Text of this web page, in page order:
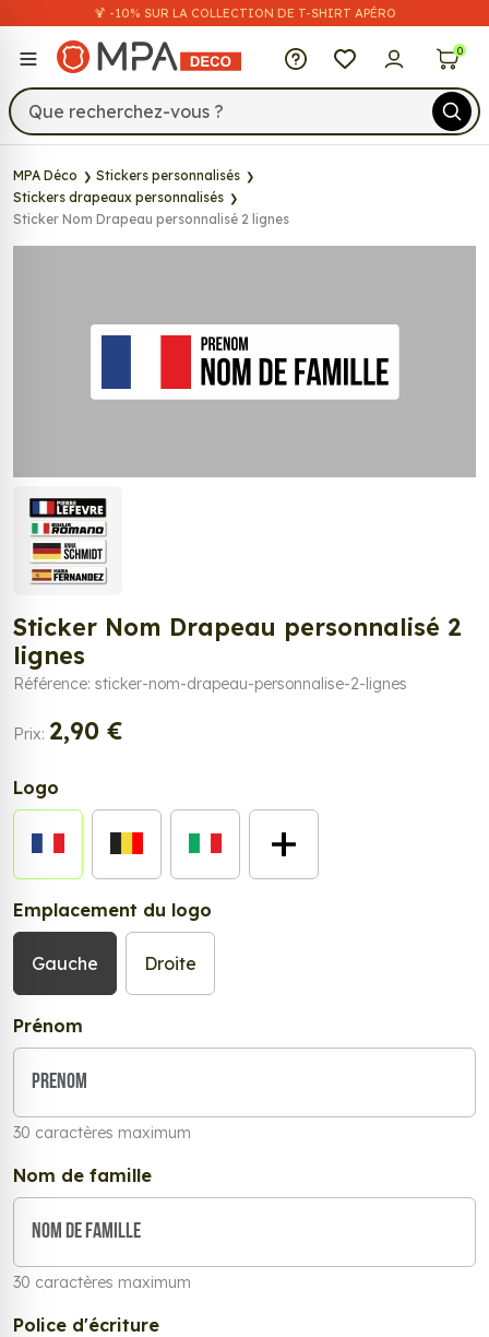
🍹 -10% SUR LA COLLECTION DE T-SHIRT APÉRO
MPA Déco 0
MPA Déco
Stickers personnalisés
Stickers drapeaux personnalisés
Sticker Nom Drapeau personnalisé 2 lignes
Sticker Nom Drapeau personnalisé 2
lignes
Référence: sticker-nom-drapeau-personnalise-2-lignes
Prix: 2,90 €
Logo
Emplacement du logo
Gauche Droite
Prénom
30 caractères maximum
Nom de famille
30 caractères maximum
Police d'écriture